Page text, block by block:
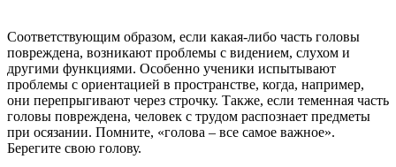
Соответствующим образом, если какая-либо часть головы
повреждена, возникают проблемы с видением, слухом и
другими функциями. Особенно ученики испытывают
проблемы с ориентацией в пространстве, когда, например,
они перепрыгивают через строчку. Также, если теменная часть
головы повреждена, человек с трудом распознает предметы
при осязании. Помните, «голова – все самое важное».
Берегите свою голову.